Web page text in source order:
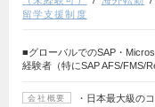
留学支援制度
■グローバルでのSAP・
経験者（特にSAP AFS/FMS/
会社概要
・日本最大級の